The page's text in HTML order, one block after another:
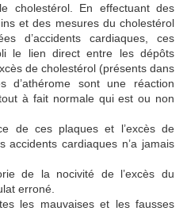
cholestérol. En effectuant des
et des mesures du cholestérol
d’accidents cardiaques, ces
le lien direct entre les dépôts
de cholestérol (présents dans
d’athérome sont une réaction
à fait normale qui est ou non
de ces plaques et l’excès de
accidents cardiaques n’a jamais
de la nocivité de l’excès du
erroné.
les mauvaises et les fausses